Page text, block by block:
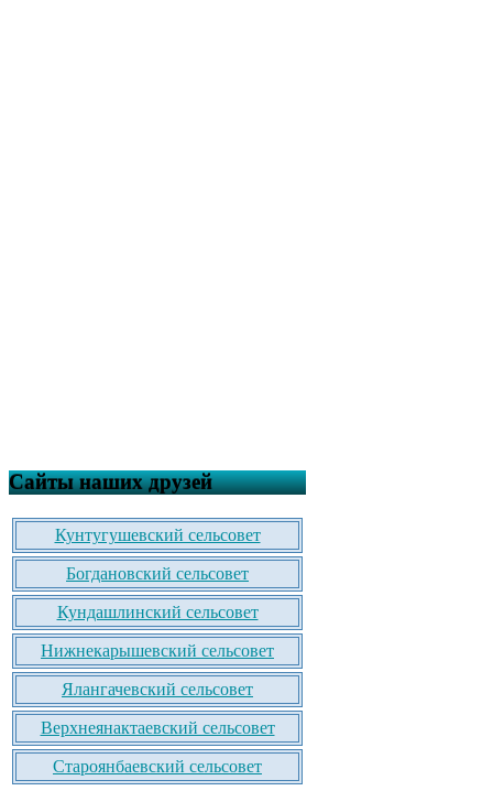
Сайты наших друзей
Кунтугушевский сельсовет
Богдановский сельсовет
Кундашлинский сельсовет
Нижнекарышевский сельсовет
Ялангачевский сельсовет
Верхнеянактаевский сельсовет
Староянбаевский сельсовет